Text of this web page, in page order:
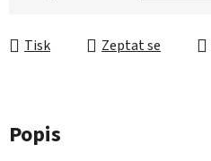
Tisk Zeptat se
Popis